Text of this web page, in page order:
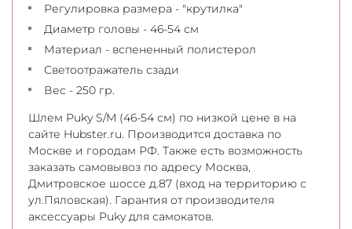
Регулировка размера - "крутилка"
Диаметр головы - 46-54 см
Материал - вспененный полистерол
Светоотражатель сзади
Вес - 250 гр.
Шлем Puky S/M (46-54 см) по низкой цене в на
сайте Hubster.ru. Производится доставка по
Москве и городам РФ. Также есть возможность
заказать самовывоз по адресу Москва,
Дмитровское шоссе д.87 (вход на территорию с
ул.Пяловская). Гарантия от производителя
аксессуары Puky для самокатов.